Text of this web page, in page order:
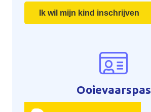
Ik wil mijn kind inschrijven
Ooievaarspas